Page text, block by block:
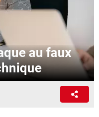
au faux